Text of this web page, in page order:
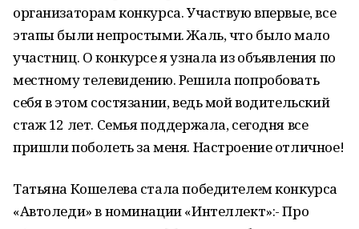
организаторам конкурса. Участвую впервые, все
этапы были непростыми. Жаль, что было мало
участниц. О конкурсе я узнала из объявления по
местному телевидению. Решила попробовать
себя в этом состязании, ведь мой водительский
стаж 12 лет. Семья поддержала, сегодня все
пришли поболеть за меня. Настроение отличное!
Татьяна Кошелева стала победителем конкурса
«Автоледи» в номинации «Интеллект»:- Про